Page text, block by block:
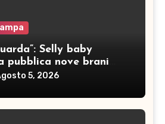
Selly baby
pubblica nove brani
5, 2026